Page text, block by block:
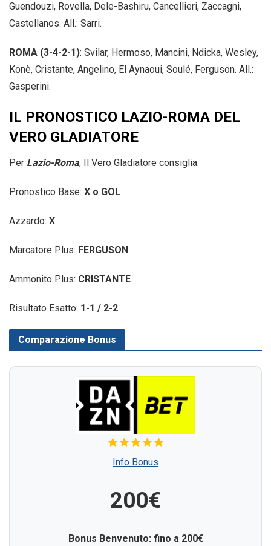
Guendouzi, Rovella, Dele-Bashiru, Cancellieri, Zaccagni,
Castellanos. All.: Sarri.
ROMA (3-4-2-1): Svilar, Hermoso, Mancini, Ndicka, Wesley,
Konè, Cristante, Angelino, El Aynaoui, Soulé, Ferguson. All.:
Gasperini.
IL PRONOSTICO LAZIO-ROMA DEL
VERO GLADIATORE
Per Lazio-Roma, Il Vero Gladiatore consiglia:
Pronostico Base: X o GOL
Azzardo: X
Marcatore Plus: FERGUSON
Ammonito Plus: CRISTANTE
Risultato Esatto: 1-1 / 2-2
Comparazione Bonus
Info Bonus
200€
Bonus Benvenuto: fino a 200€